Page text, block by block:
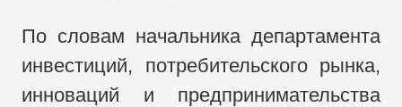
По словам начальника департамента
инвестиций, потребительского рынка,
инноваций и предпринимательства